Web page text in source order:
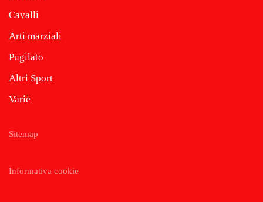
Cavalli
Arti marziali
Pugilato
Altri Sport
Varie
Sitemap
Informativa cookie